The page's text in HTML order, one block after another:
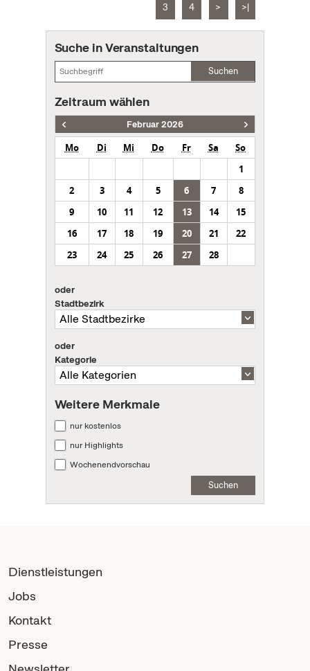
3 4 > >|
Suche in Veranstaltungen
Suchen
Zeitraum wählen
Februar 2026
Mo Di Mi Do Fr Sa
So
1
2
3 4 5 6 7
8
9
10 11 12 13 14
15
16
17 18 19 20 21
22
23
24 25 26 27 28
oder
Stadtbezirk
oder
Kategorie
Weitere Merkmale
nur kostenlos
nur Highlights
Wochenendvorschau
Suchen
Dienstleistungen
Jobs
Kontakt
Presse